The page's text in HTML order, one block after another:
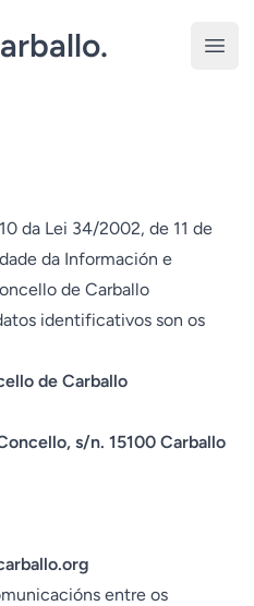
da Lei 34/2002, de 11 de
da Información e
de Carballo
identificativos son os
de Carballo
s/n. 15100 Carballo
entre os